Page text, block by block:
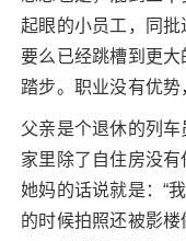
起眼的小员工，同批
要么已经跳槽到更
踏步。职业没有优势
父亲是个退休的列车
家里除了自住房没
她妈的话说就是：“
的时候拍照还被影